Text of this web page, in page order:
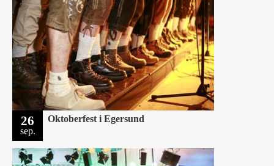
26
sep.
Oktoberfest i Egersund